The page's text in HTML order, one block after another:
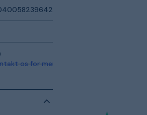
os for mere information